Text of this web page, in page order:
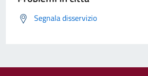
Segnala disservizio